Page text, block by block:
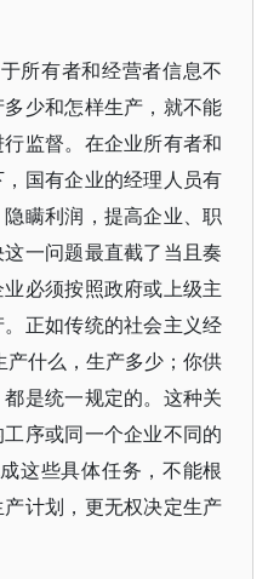
所有者和经营者信息不
少和怎样生产，就不能
监督。在企业所有者和
国有企业的经理人员有
瞒利润，提高企业、职
一问题最直截了当且奏
必须按照政府或上级主
正如传统的社会主义经
产什么，生产多少；你供
是统一规定的。这种关
序或同一个企业不同的
这些具体任务，不能根
计划，更无权决定生产